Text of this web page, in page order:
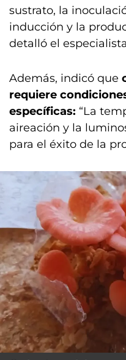
sustrato, la
inducción y la
detalló el
Además, indicó que
requiere
específicas: “La
aireación y la
para el éxito de la